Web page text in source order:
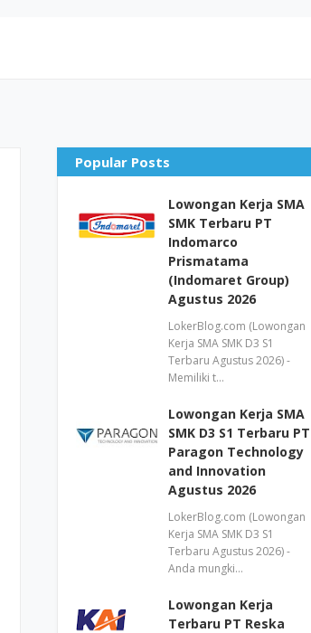
Popular Posts
Lowongan Kerja SMA
SMK Terbaru PT
Indomarco
Prismatama
(Indomaret Group)
Agustus 2026
LokerBlog.com (Lowongan
Kerja SMA SMK D3 S1
Terbaru Agustus 2026) -
Memiliki t…
Lowongan Kerja SMA
SMK D3 S1 Terbaru PT
Paragon Technology
and Innovation
Agustus 2026
LokerBlog.com (Lowongan
Kerja SMA SMK D3 S1
Terbaru Agustus 2026) -
Anda mungki…
Lowongan Kerja
Terbaru PT Reska